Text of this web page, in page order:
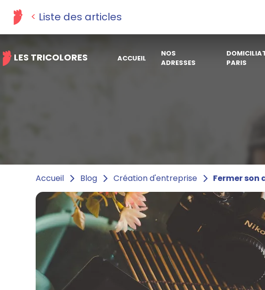
LES TRICOLORES ACCUEIL
NOS
ADRESSES
PARIS
Liste des articles
Accueil Blog Création d'entreprise Fermer son